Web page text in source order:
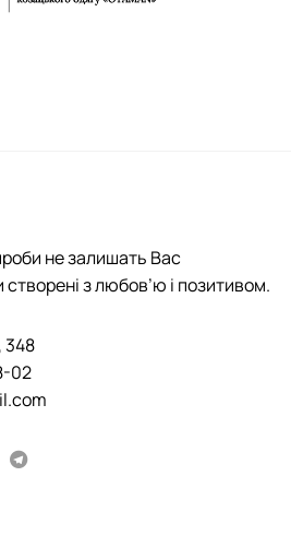
не залишать Вас
з любов’ю і позитивом.
348
02